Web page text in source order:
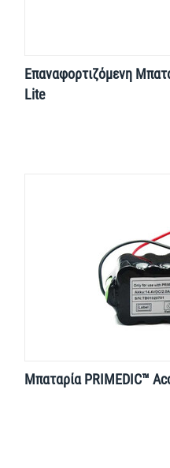
Επαναφορτιζόμενη
Lite
Μπαταρία PRIMEDIC™